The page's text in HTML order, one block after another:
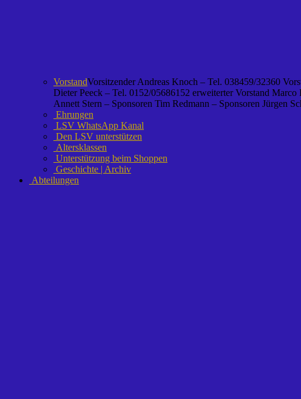
VorstandVorsitzender Andreas Knoch – Tel. 038459/32360
Dieter Peeck – Tel. 0152/05686152 erweiterter Vorstand
Annett Stern – Sponsoren Tim Redmann – Sponsoren Jürgen
Ehrungen
LSV WhatsApp Kanal
Den LSV unterstützen
Altersklassen
Unterstützung beim Shoppen
Geschichte | Archiv
Abteilungen